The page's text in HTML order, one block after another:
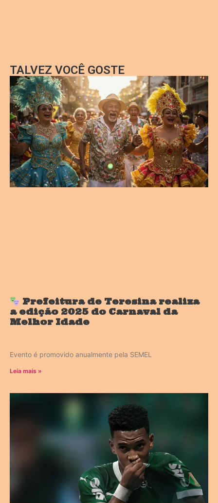
TALVEZ VOCÊ GOSTE
Prefeitura de Teresina realiza
a edição 2025 do Carnaval da
Melhor Idade
Evento é promovido anualmente pela SEMEL
Leia mais »